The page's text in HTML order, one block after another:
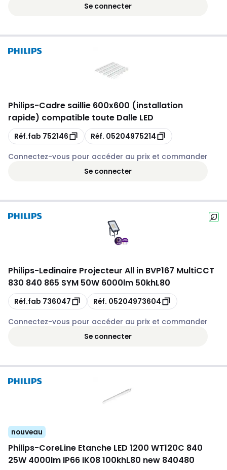
Se connecter
Philips-Cadre saillie 600x600 (installation
rapide) compatible toute Dalle LED
Copie
Réf.fab 752146 Copie
Réf. 05204975214
Connectez-vous pour accéder au prix et commander
Se connecter
Philips-Ledinaire Projecteur All in BVP167 MultiCCT
830 840 865 SYM 50W 6000lm 50khL80
Copie
Réf.fab 736047 Copie
Réf. 05204973604
Connectez-vous pour accéder au prix et commander
Se connecter
nouveau
Philips-CoreLine Etanche LED 1200 WT120C 840
25W 4000lm IP66 IK08 100khL80 new 840480